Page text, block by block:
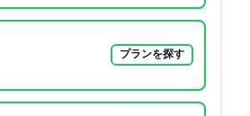
プランを探す